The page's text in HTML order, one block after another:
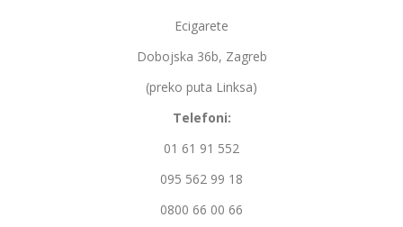
Ecigarete
Dobojska 36b, Zagreb
(preko puta Linksa)
Telefoni:
01 61 91 552
095 562 99 18
0800 66 00 66